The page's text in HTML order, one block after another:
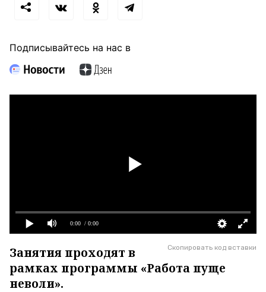
Подписывайтесь на нас в
0:00 / 0:00
Скопировать код вставки
Занятия проходят в
рамках программы «Работа пуще
неволи».